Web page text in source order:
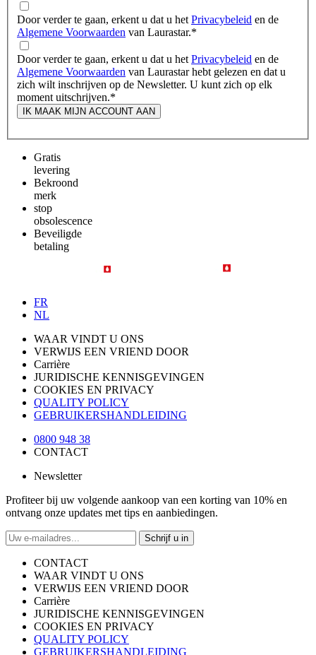
Door verder te gaan, erkent u dat u het Privacybeleid en de
Algemene Voorwaarden van Laurastar.*
Door verder te gaan, erkent u dat u het Privacybeleid en de
Algemene Voorwaarden van Laurastar hebt gelezen en dat u
zich wilt inschrijven op de Newsletter. U kunt zich op elk
moment uitschrijven.*
IK MAAK MIJN ACCOUNT AAN
Gratis
levering
Bekroond
merk
stop
obsolescence
Beveiligde
betaling
FR
NL
WAAR VINDT U ONS
VERWIJS EEN VRIEND DOOR
Carrière
JURIDISCHE KENNISGEVINGEN
COOKIES EN PRIVACY
QUALITY POLICY
GEBRUIKERSHANDLEIDING
0800 948 38
CONTACT
Newsletter
Profiteer bij uw volgende aankoop van een korting van 10% en
ontvang onze updates met tips en aanbiedingen.
Schrijf u in
CONTACT
WAAR VINDT U ONS
VERWIJS EEN VRIEND DOOR
Carrière
JURIDISCHE KENNISGEVINGEN
COOKIES EN PRIVACY
QUALITY POLICY
GEBRUIKERSHANDLEIDING